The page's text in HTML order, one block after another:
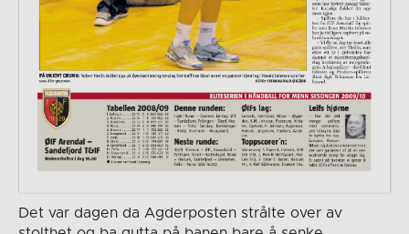
Det var dagen da Agderposten strålte over av